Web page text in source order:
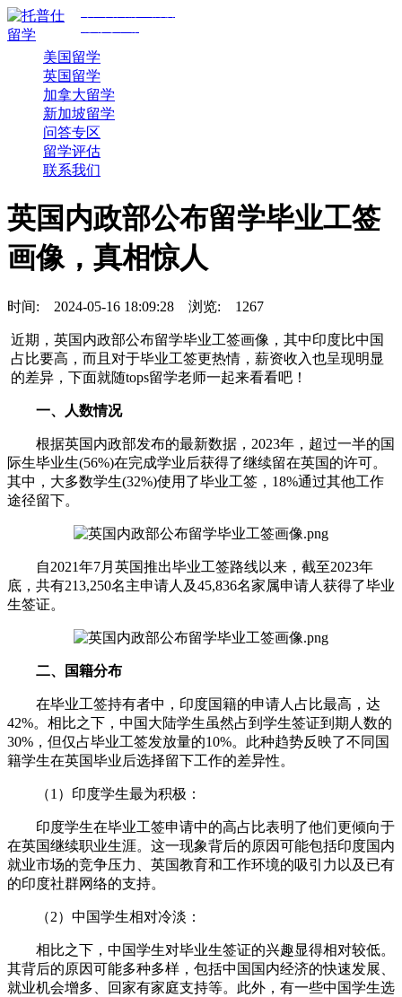
美国留学
英国留学
加拿大留学
新加坡留学
问答专区
留学评估
联系我们
英国内政部公布留学毕业工签
画像，真相惊人
时间: 2024-05-16 18:09:28 浏览: 1267
近期，英国内政部公布留学毕业工签画像，其中印度比中国
占比要高，而且对于毕业工签更热情，薪资收入也呈现明显
的差异，下面就随tops留学老师一起来看看吧！
一、人数情况
根据英国内政部发布的最新数据，2023年，超过一半的国
际生毕业生(56%)在完成学业后获得了继续留在英国的许可。
其中，大多数学生(32%)使用了毕业工签，18%通过其他工作
途径留下。
自2021年7月英国推出毕业工签路线以来，截至2023年
底，共有213,250名主申请人及45,836名家属申请人获得了毕业
生签证。
二、国籍分布
在毕业工签持有者中，印度国籍的申请人占比最高，达
42%。相比之下，中国大陆学生虽然占到学生签证到期人数的
30%，但仅占毕业工签发放量的10%。此种趋势反映了不同国
籍学生在英国毕业后选择留下工作的差异性。
（1）印度学生最为积极：
印度学生在毕业工签申请中的高占比表明了他们更倾向于
在英国继续职业生涯。这一现象背后的原因可能包括印度国内
就业市场的竞争压力、英国教育和工作环境的吸引力以及已有
的印度社群网络的支持。
（2）中国学生相对冷淡：
相比之下，中国学生对毕业生签证的兴趣显得相对较低。
其背后的原因可能多种多样，包括中国国内经济的快速发展、
就业机会增多、回家有家庭支持等。此外，有一些中国学生选